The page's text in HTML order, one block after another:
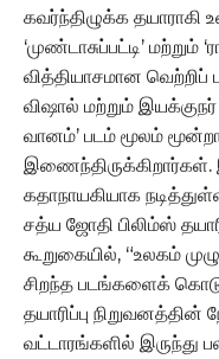
கவர்ந்திழுக்க தயாராகி
‘முண்டாசுப்பட்டி’
வித்தியாசமான
விஷால் மற்றும்
வானம்’ படம் மூலம்
இணைந்திருக்கிறார்கள்.
கதாநாயகியாக
சத்ய ஜோதி பிலிம்ஸ்
கூறுகையில், “உலகம்
சிறந்த படங்களைக்
தயாரிப்பு
வட்டாரங்களில்